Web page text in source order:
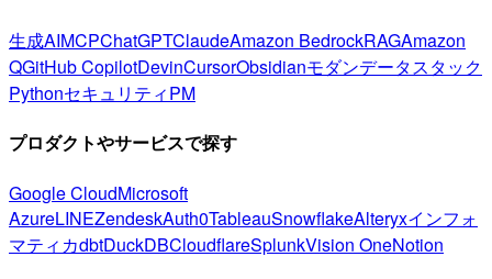
生成AIMCPChatGPTClaudeAmazon BedrockRAGAmazon
QGitHub CopilotDevinCursorObsidianモダンデータスタック
PythonセキュリティPM
プロダクトやサービスで探す
Google CloudMicrosoft
AzureLINEZendeskAuth0TableauSnowflakeAlteryxインフォ
マティカdbtDuckDBCloudflareSplunkVision OneNotion